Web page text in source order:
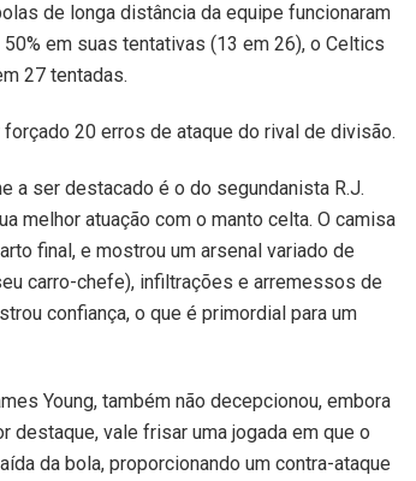
de longa distância da equipe funcionaram
em suas tentativas (13 em 26), o Celtics
27 tentadas.
20 erros de ataque do rival de divisão.
a ser destacado é o do segundanista R.J.
melhor atuação com o manto celta. O camisa
final, e mostrou um arsenal variado de
carro-chefe), infiltrações e arremessos de
confiança, o que é primordial para um
Young, também não decepcionou, embora
destaque, vale frisar uma jogada em que o
da bola, proporcionando um contra-ataque